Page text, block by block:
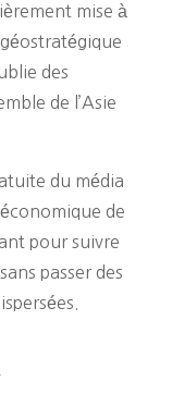
mise à
des
de l’Asie
du média
de
pour suivre
passer des